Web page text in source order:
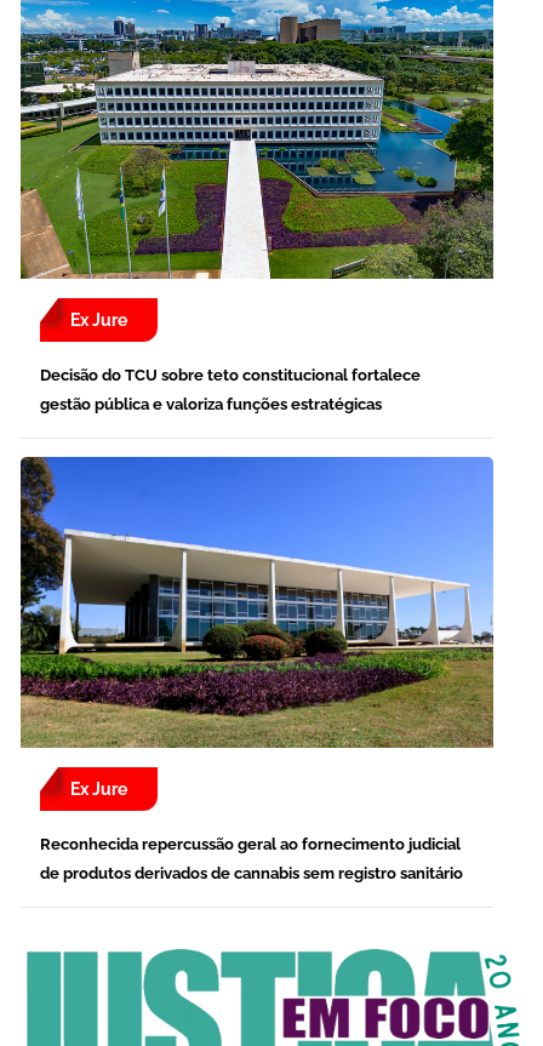
Ex Jure
Decisão do TCU sobre teto constitucional fortalece
gestão pública e valoriza funções estratégicas
Ex Jure
Reconhecida repercussão geral ao fornecimento judicial
de produtos derivados de cannabis sem registro sanitário